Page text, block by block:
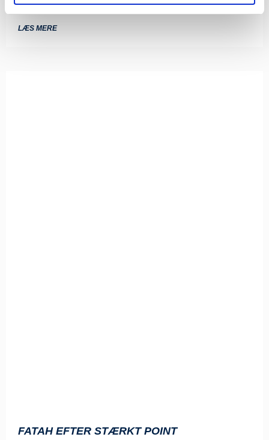
Magnus Jensen til FC Midtjylland. Magnus Jensen har
LÆS MERE
FATAH EFTER STÆRKT POINT